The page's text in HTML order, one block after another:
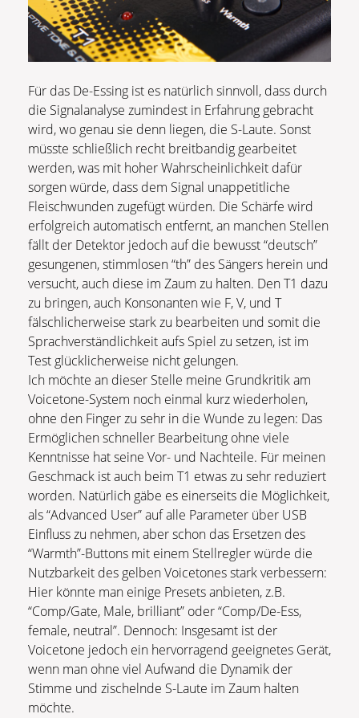
Für das De-Essing ist es natürlich sinnvoll, dass durch
die Signalanalyse zumindest in Erfahrung gebracht
wird, wo genau sie denn liegen, die S-Laute. Sonst
müsste schließlich recht breitbandig gearbeitet
werden, was mit hoher Wahrscheinlichkeit dafür
sorgen würde, dass dem Signal unappetitliche
Fleischwunden zugefügt würden. Die Schärfe wird
erfolgreich automatisch entfernt, an manchen Stellen
fällt der Detektor jedoch auf die bewusst “deutsch”
gesungenen, stimmlosen “th” des Sängers herein und
versucht, auch diese im Zaum zu halten. Den T1 dazu
zu bringen, auch Konsonanten wie F, V, und T
fälschlicherweise stark zu bearbeiten und somit die
Sprachverständlichkeit aufs Spiel zu setzen, ist im
Test glücklicherweise nicht gelungen.
Ich möchte an dieser Stelle meine Grundkritik am
Voicetone-System noch einmal kurz wiederholen,
ohne den Finger zu sehr in die Wunde zu legen: Das
Ermöglichen schneller Bearbeitung ohne viele
Kenntnisse hat seine Vor- und Nachteile. Für meinen
Geschmack ist auch beim T1 etwas zu sehr reduziert
worden. Natürlich gäbe es einerseits die Möglichkeit,
als “Advanced User” auf alle Parameter über USB
Einfluss zu nehmen, aber schon das Ersetzen des
“Warmth”-Buttons mit einem Stellregler würde die
Nutzbarkeit des gelben Voicetones stark verbessern:
Hier könnte man einige Presets anbieten, z.B.
“Comp/Gate, Male, brilliant” oder “Comp/De-Ess,
female, neutral”. Dennoch: Insgesamt ist der
Voicetone jedoch ein hervorragend geeignetes Gerät,
wenn man ohne viel Aufwand die Dynamik der
Stimme und zischelnde S-Laute im Zaum halten
möchte.